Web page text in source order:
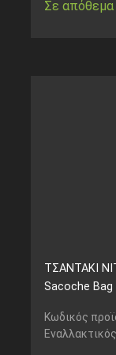
Σε απόθεμα
ΤΣΑΝΤΑΚΙ
Sacoche Bag
Κωδικός